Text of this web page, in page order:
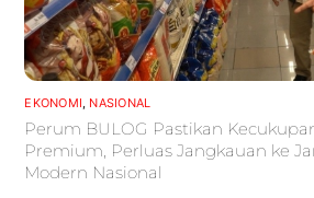
EKONOMI NASIONAL
Perum BULOG Pastikan
Premium, Perluas Jangkauan ke
Modern Nasional